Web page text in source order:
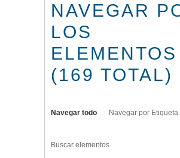
NAVEGAR
LOS
ELEMENTOS
(169 TOTAL)
Navegar todo Navegar por Etiqueta
Buscar elementos